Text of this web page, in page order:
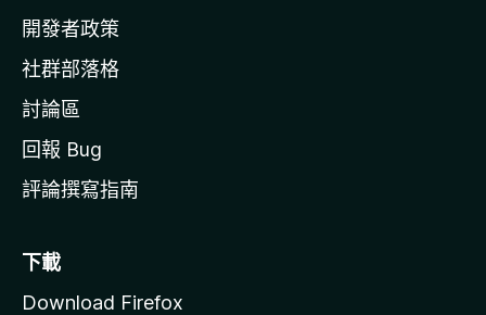
網
開發者政策
社群部落格
討論區
回報 Bug
評論撰寫指南
下載
Download Firefox